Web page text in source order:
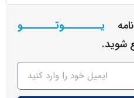
یـــــــــوتــــــــو